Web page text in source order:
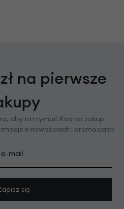
na pierwsze
aby otrzymać Kod na zakup
o nowościach i promocjach
mail
się